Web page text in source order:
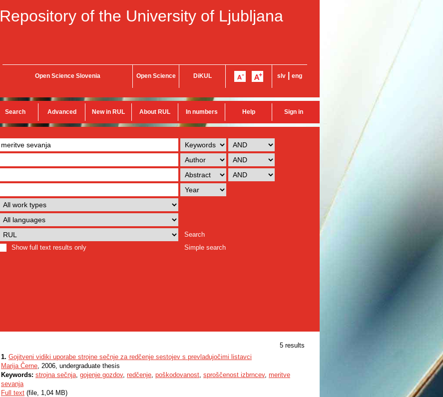
Repository of the University of Ljubljana
Open Science Slovenia Open Science DiKUL slv eng
Search Advanced New in RUL About RUL In numbers Help Sign in
Search
Show full text results only
Simple search
5 results
1. Gojitveni vidiki uporabe strojne sečnje za redčenje sestojev s prevladujočimi listavci
Marija Černe, 2006, undergraduate thesis
Keywords: strojna sečnja, gojenje gozdov, redčenje, poškodovanost, sproščenost izbrncev, meritve
sevanja
Full text (file, 1,04 MB)